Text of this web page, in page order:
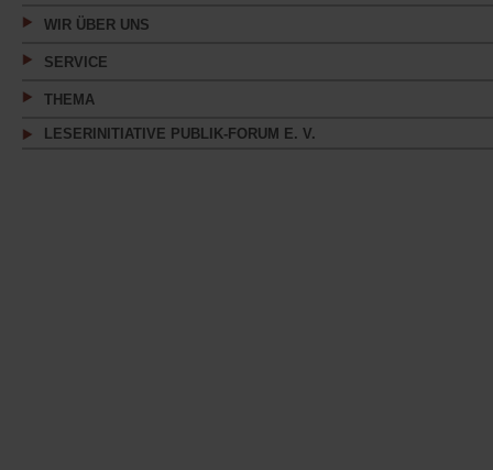
WIR ÜBER UNS
SERVICE
THEMA
LESERINITIATIVE PUBLIK-FORUM E. V.